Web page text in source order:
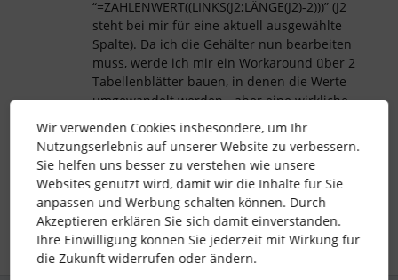
“=ZAHLENWERT((LINKS(J2;LÄNGE(J2)-2)))” (J2
steht bei mir für eine aktuell ausgewählte
Spalte). Da ich die Gehälter nun bearbeiten
muss, werde ich mir ein Workaround über 2
Tabellenblätter bauen, in denen die Werte
umgewandelt werden - aber eine wirkliche
Lösung kann das ja nicht sein ...
payroll Data Format
Wir verwenden Cookies insbesondere, um Ihr
Nutzungserlebnis auf unserer Website zu verbessern.
Sie helfen uns besser zu verstehen wie unsere
Websites genutzt wird, damit wir die Inhalte für Sie
anpassen und Werbung schalten können. Durch
Akzeptieren erklären Sie sich damit einverstanden.
Ihre Einwilligung können Sie jederzeit mit Wirkung für
die Zukunft widerrufen oder ändern.